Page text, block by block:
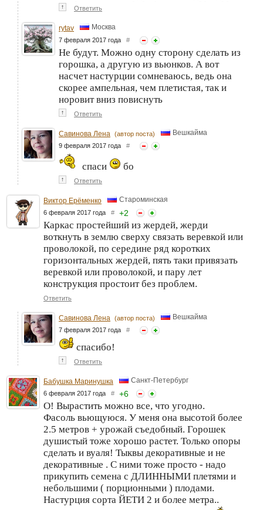
↑ Ответить
rytav Москва
7 февраля 2017 года #
Не будут. Можно одну сторону сделать из
горошка, а другую из вьюнков. А вот
насчет настурции сомневаюсь, ведь она
скорее ампельная, чем плетистая, так и
норовит вниз повиснуть
↑ Ответить
Савинова Лена (автор поста) Вешкайма
9 февраля 2017 года #
спаси бо
↑ Ответить
Виктор Ерёменко Староминская
6 февраля 2017 года # +2
Каркас простейший из жердей, жерди
воткнуть в землю сверху связать веревкой или
проволокой, по середине ряд коротких
горизонтальных жердей, пять таки привязать
веревкой или проволокой, и пару лет
конструкция простоит без проблем.
Ответить
Савинова Лена (автор поста) Вешкайма
7 февраля 2017 года #
спасибо!
↑ Ответить
Бабушка Маринушка Санкт-Петербург
6 февраля 2017 года # +6
О! Вырастить можно все, что угодно.
Фасоль вьющуюся. У меня она высотой более
2.5 метров + урожай съедобный. Горошек
душистый тоже хорошо растет. Только опоры
сделать и вуаля! Тыквы декоративные и не
декоративные . С ними тоже просто - надо
прикупить семена с ДЛИННЫМИ плетями и
небольшими ( порционными ) плодами.
Настурция сорта ЙЕТИ 2 и более метра..